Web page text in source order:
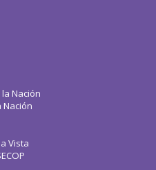
Nación
Nación
Vista